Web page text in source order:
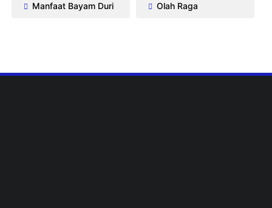
Manfaat Bayam Duri Olah Raga